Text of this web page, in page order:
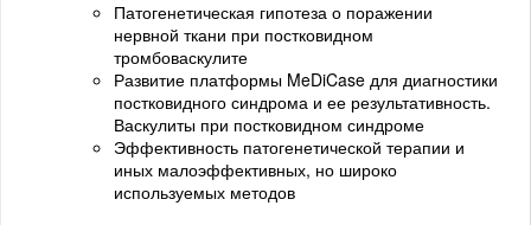
Патогенетическая гипотеза о поражении
нервной ткани при постковидном
тромбоваскулите
Развитие платформы MeDiCase для диагностики
постковидного синдрома и ее результативность.
Васкулиты при постковидном синдроме
Эффективность патогенетической терапии и
иных малоэффективных, но широко
используемых методов